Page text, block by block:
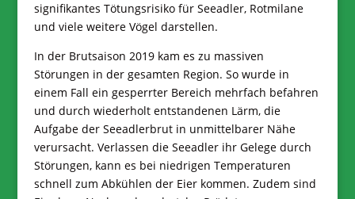
signifikantes Tötungsrisiko für Seeadler, Rotmilane
und viele weitere Vögel darstellen.
In der Brutsaison 2019 kam es zu massiven
Störungen in der gesamten Region. So wurde in
einem Fall ein gesperrter Bereich mehrfach befahren
und durch wiederholt entstandenen Lärm, die
Aufgabe der Seeadlerbrut in unmittelbarer Nähe
verursacht. Verlassen die Seeadler ihr Gelege durch
Störungen, kann es bei niedrigen Temperaturen
schnell zum Abkühlen der Eier kommen. Zudem sind